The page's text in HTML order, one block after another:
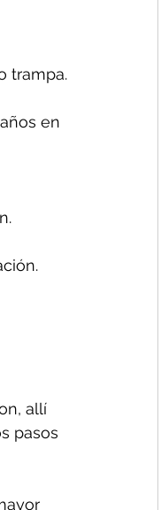
trampa.
en
allí
pasos